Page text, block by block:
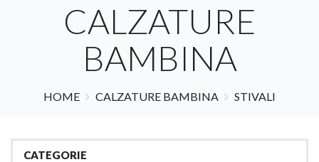
CALZATURE
BAMBINA
HOME CALZATURE BAMBINA STIVALI
CATEGORIE